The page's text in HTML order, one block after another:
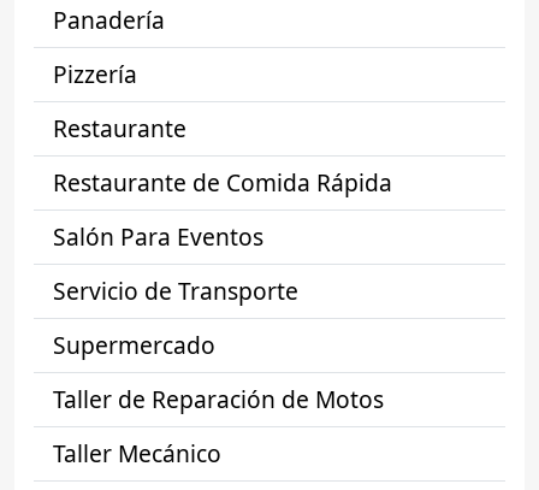
Panadería
Pizzería
Restaurante
Restaurante de Comida Rápida
Salón Para Eventos
Servicio de Transporte
Supermercado
Taller de Reparación de Motos
Taller Mecánico